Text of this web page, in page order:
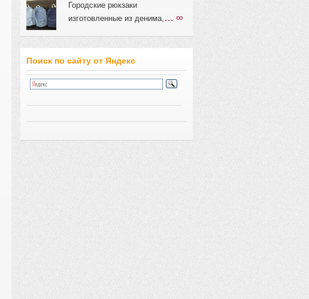
Городские рюкзаки
изготовленные из денима, … ∞
Поиск по сайту от Яндекс